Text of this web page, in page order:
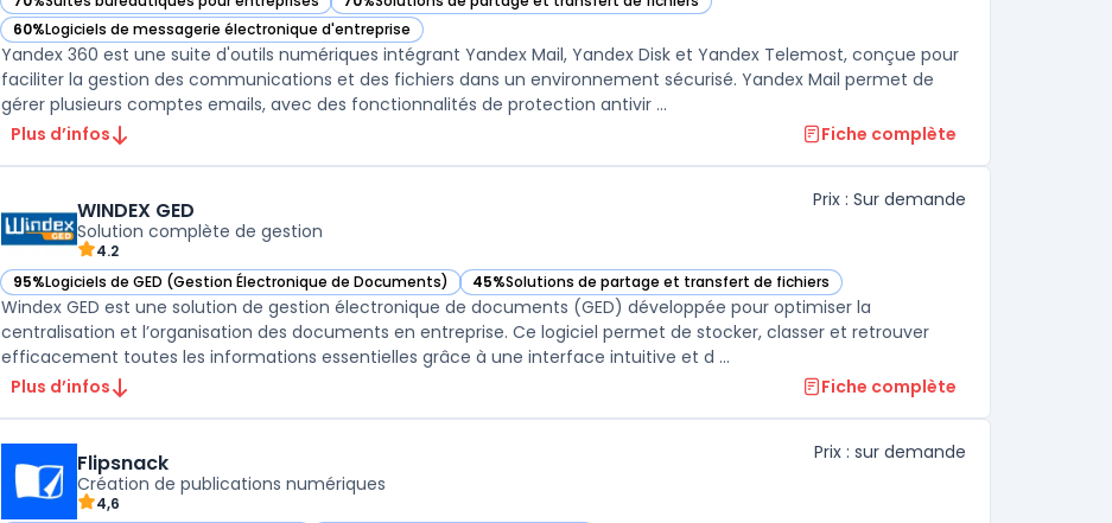
— voir Yandex 360 dans cette catégorie
— voir Yandex 360 dans cette catégorie
60%Logiciels de messagerie électronique d'entreprise
— voir Yandex 360 dans cette catégorie
Yandex 360 est une suite d'outils numériques intégrant Yandex Mail, Yandex Disk et Yandex Telemost, conçue pour
faciliter la gestion des communications et des fichiers dans un environnement sécurisé. Yandex Mail permet de
gérer plusieurs comptes emails, avec des fonctionnalités de protection antivir ...
Plus d’infos
Fiche complète
WINDEX GED
Solution complète de gestion
4.2
Prix : Sur demande
95%Logiciels de GED (Gestion Électronique de Documents)
— voir WINDEX GED dans cette catégorie 45%Solutions de partage et transfert de fichiers
— voir WINDEX GED dans cette catégorie
Windex GED est une solution de gestion électronique de documents (GED) développée pour optimiser la
centralisation et l’organisation des documents en entreprise. Ce logiciel permet de stocker, classer et retrouver
efficacement toutes les informations essentielles grâce à une interface intuitive et d ...
Plus d’infos
Fiche complète
Flipsnack
Création de publications numériques
4,6
Prix : sur demande